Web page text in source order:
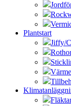
Plantstart
Jiffy/